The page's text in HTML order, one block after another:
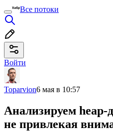
Все потоки
Войти
Toparvion6 мая в 10:57
Анализируем
не привлекая